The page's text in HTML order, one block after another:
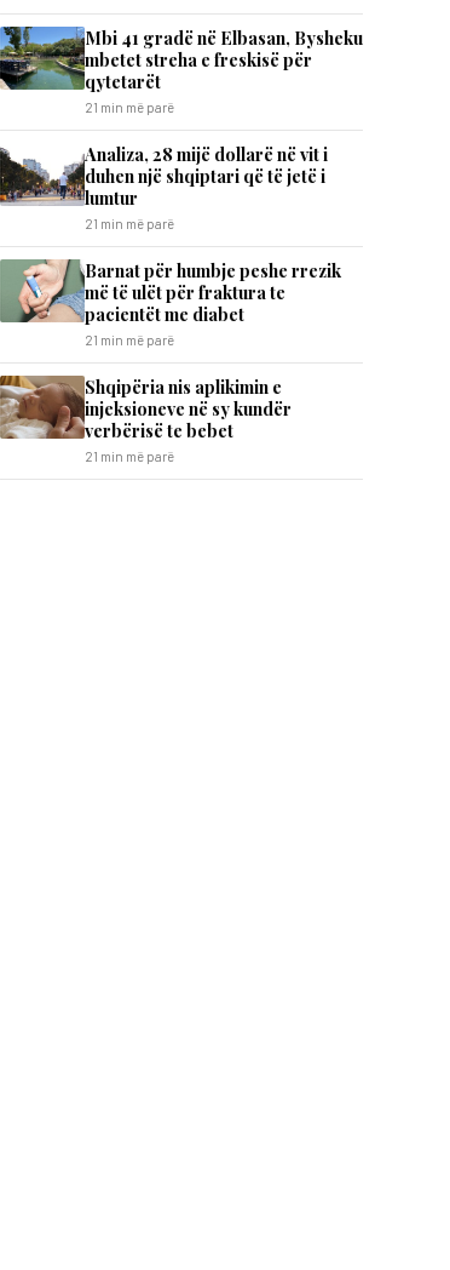
Mbi 41 gradë në Elbasan, Bysheku
mbetet streha e freskisë për
qytetarët
21 min më parë
Analiza, 28 mijë dollarë në vit i
duhen një shqiptari që të jetë i
lumtur
21 min më parë
Barnat për humbje peshe rrezik
më të ulët për fraktura te
pacientët me diabet
21 min më parë
Shqipëria nis aplikimin e
injeksioneve në sy kundër
verbërisë te bebet
21 min më parë